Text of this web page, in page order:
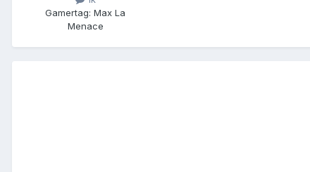
Gamertag: Max La
Menace